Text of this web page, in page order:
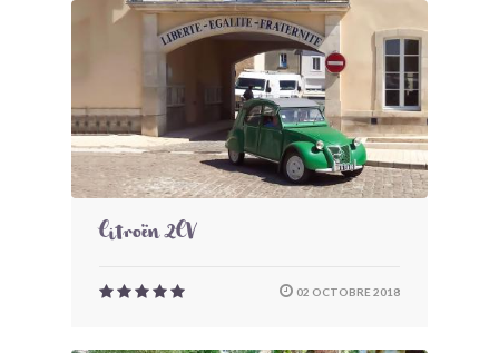
Citroën 2CV
02 OCTOBRE 2018